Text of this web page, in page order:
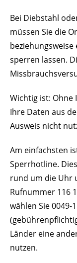
Bei Diebstahl
müssen Sie die
beziehungsweise
sperren lassen.
Wichtig ist: Ohne
Ihre Daten aus
Ausweis nicht
Am einfachsten
Sperrhotline.
rund um die Uhr
Rufnummer 116
wählen Sie 0049-
Länder eine
nutzen.